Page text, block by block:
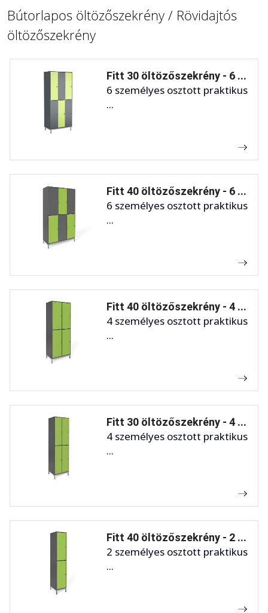
Bútorlapos öltözőszekrény / Rövidajtós
öltözőszekrény
Fitt 30 öltözőszekrény - 6 ...
6 személyes osztott praktikus
...
Fitt 40 öltözőszekrény - 6 ...
6 személyes osztott praktikus
...
Fitt 40 öltözőszekrény - 4 ...
4 személyes osztott praktikus
...
Fitt 30 öltözőszekrény - 4 ...
4 személyes osztott praktikus
...
Fitt 40 öltözőszekrény - 2 ...
2 személyes osztott praktikus
...